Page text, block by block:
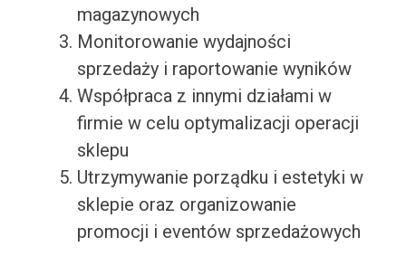
magazynowych
Monitorowanie wydajności
sprzedaży i raportowanie wyników
Współpraca z innymi działami w
firmie w celu optymalizacji operacji
sklepu
Utrzymywanie porządku i estetyki w
sklepie oraz organizowanie
promocji i eventów sprzedażowych